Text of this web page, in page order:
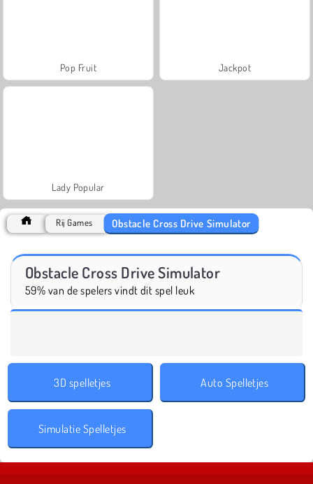
Pop Fruit Jackpot
Lady Popular
Rij Games Obstacle Cross Drive Simulator
Obstacle Cross Drive Simulator
59% van de spelers vindt dit spel leuk
3D spelletjes Auto Spelletjes
Simulatie Spelletjes